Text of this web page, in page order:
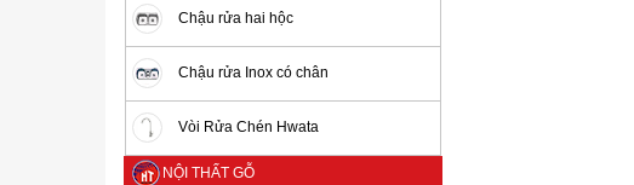
Chậu rửa hai hộc
Chậu rửa Inox có chân
Vòi Rửa Chén Hwata
NỘI THẤT GỖ